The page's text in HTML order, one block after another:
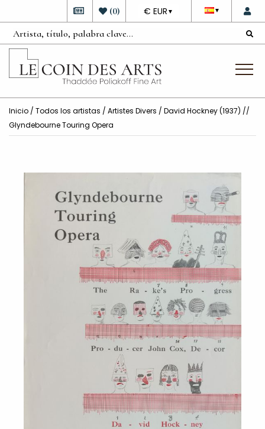
▼
DEVISE
€ EUR ▼
(0)
Inicio / Todos los artistas / Artistes Divers / David Hockney (1937) //
Glyndebourne Touring Opera